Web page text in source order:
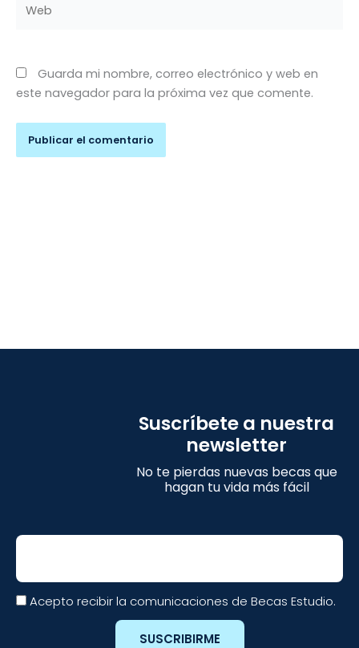
Guarda mi nombre, correo electrónico y web en
este navegador para la próxima vez que comente.
Suscríbete a nuestra
newsletter
No te pierdas nuevas becas que
hagan tu vida más fácil
Email
Acepto recibir la comunicaciones de Becas Estudio.
SUSCRIBIRME